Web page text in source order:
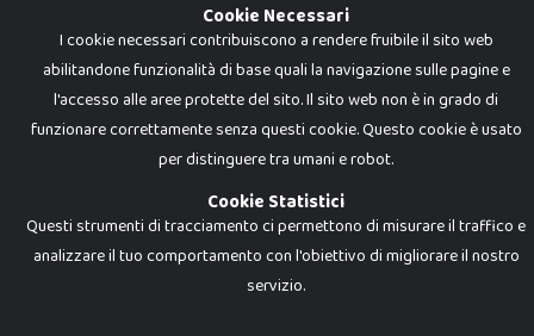
Dadi e Mattoncini è un brand di Giocabene Srl. Ogni riproduzione o utilizzo non
espressamente autorizzato è severamente vietato. Tutti i loghi, marchi,
brand elencati nel presente shop sono di proprietà dei rispettivi titolari.
I prezzi e le promozioni pubblicate potrebbero differire da quanto esposto in
negozio.
Giocabene Srl - via della Posta 8, 20123 Milano (MI)
P.IVA 02608090425 - REA AN201199 - C.S. 10.000 i.v.
Cookie Necessari
I cookie necessari contribuiscono a rendere fruibile il sito web
abilitandone funzionalità di base quali la navigazione sulle pagine e
l'accesso alle aree protette del sito. Il sito web non è in grado di
funzionare correttamente senza questi cookie. Questo cookie è usato
per distinguere tra umani e robot.
Cookie Statistici
Questi strumenti di tracciamento ci permettono di misurare il traffico e
analizzare il tuo comportamento con l'obiettivo di migliorare il nostro
servizio.